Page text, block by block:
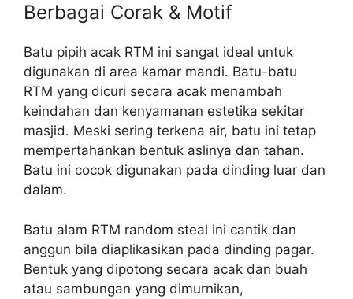
Berbagai Corak & Motif
Batu pipih acak RTM ini sangat ideal untuk
digunakan di area kamar mandi. Batu-batu
RTM yang dicuri secara acak menambah
keindahan dan kenyamanan estetika sekitar
masjid. Meski sering terkena air, batu ini tetap
mempertahankan bentuk aslinya dan tahan.
Batu ini cocok digunakan pada dinding luar dan
dalam.
Batu alam RTM random steal ini cantik dan
anggun bila diaplikasikan pada dinding pagar.
Bentuk yang dipotong secara acak dan buah
atau sambungan yang dimurnikan,